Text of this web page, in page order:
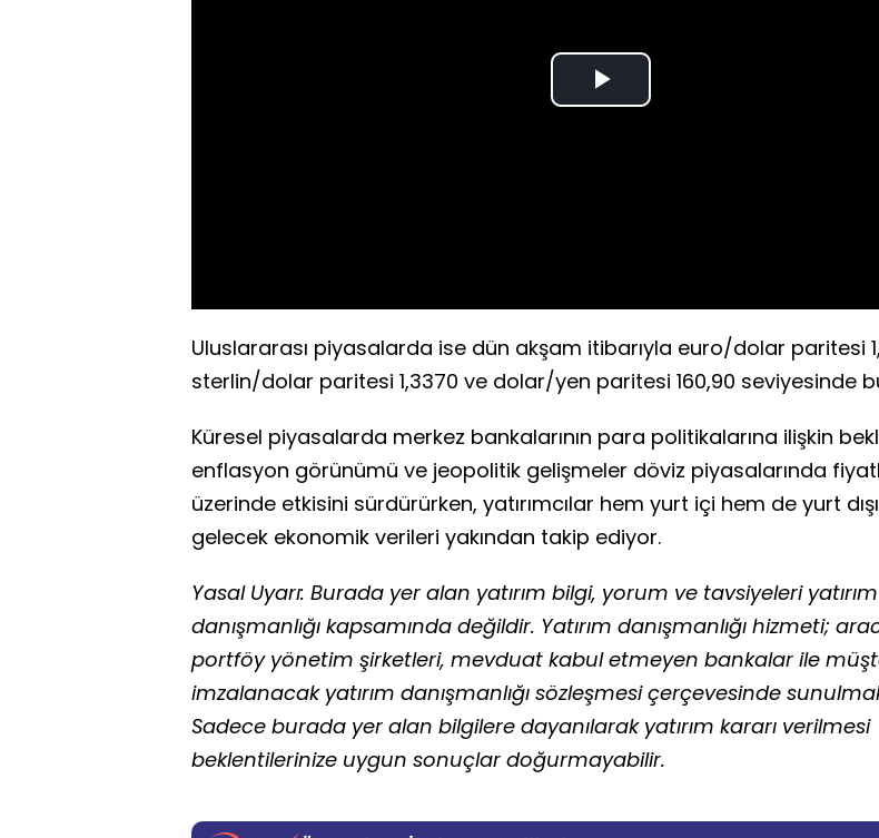
Play
Uluslararası piyasalarda ise dün akşam itibarıyla euro/dolar paritesi
sterlin/dolar paritesi 1,3370 ve dolar/yen paritesi 160,90 seviyesinde
Küresel piyasalarda merkez bankalarının para politikalarına ilişkin
enflasyon görünümü ve jeopolitik gelişmeler döviz piyasalarında
üzerinde etkisini sürdürürken, yatırımcılar hem yurt içi hem de yurt
gelecek ekonomik verileri yakından takip ediyor.
Yasal Uyarı: Burada yer alan yatırım bilgi, yorum ve tavsiyeleri yatırım
danışmanlığı kapsamında değildir. Yatırım danışmanlığı hizmeti;
portföy yönetim şirketleri, mevduat kabul etmeyen bankalar ile
imzalanacak yatırım danışmanlığı sözleşmesi çerçevesinde
Sadece burada yer alan bilgilere dayanılarak yatırım kararı verilmesi
beklentilerinize uygun sonuçlar doğurmayabilir.